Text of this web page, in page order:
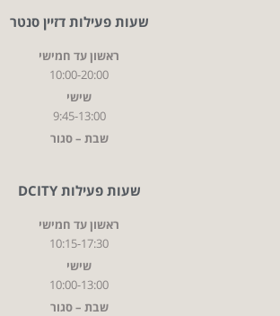
שעות פעילות דזיין סנטר
ראשון עד חמישי
10:00-20:00
שישי
9:45-13:00
שבת – סגור
שעות פעילות DCITY
ראשון עד חמישי
10:15-17:30
שישי
10:00-13:00
שבת – סגור